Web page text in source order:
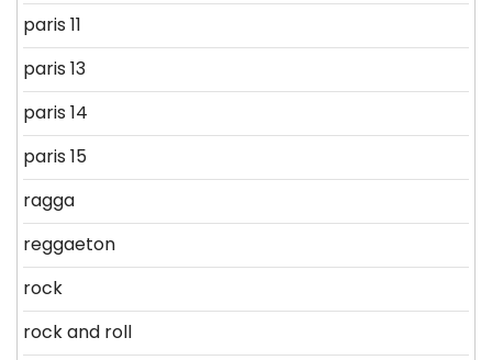
paris 11
paris 13
paris 14
paris 15
ragga
reggaeton
rock
rock and roll